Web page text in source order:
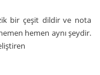
bir çeşit dildir ve nota
hemen aynı şeydir.